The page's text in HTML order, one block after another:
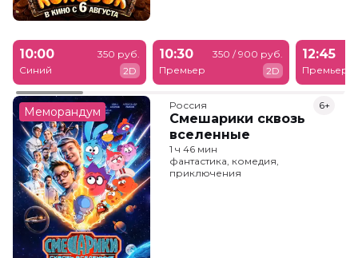
10:00
Синий
350 руб.
2D
10:30
Премьер
350 / 900 руб.
2D
12:45
Премьер
Меморандум Россия
Смешарики сквозь
вселенные
6+
1 ч 46 мин
фантастика, комедия,
приключения